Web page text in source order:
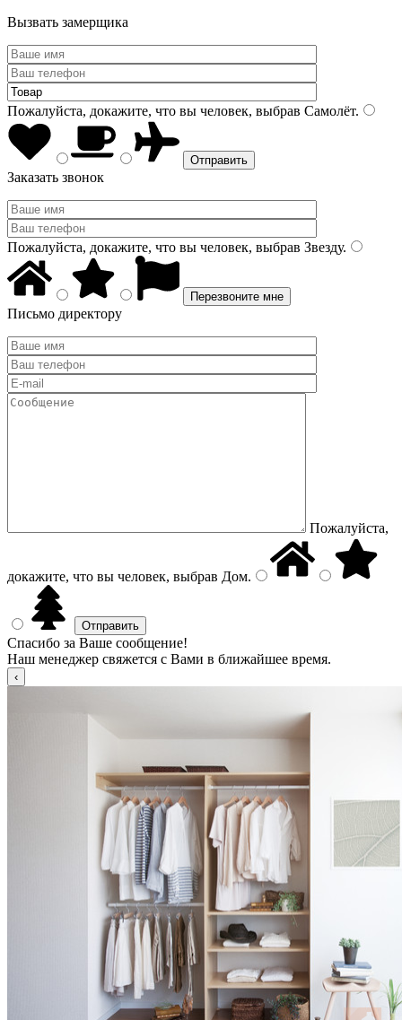
Вызвать замерщика
Пожалуйста, докажите, что вы человек, выбрав Самолёт.
Заказать звонок
Пожалуйста, докажите, что вы человек, выбрав Звезду.
Письмо директору
Пожалуйста,
докажите, что вы человек, выбрав Дом.
Спасибо за Ваше сообщение!
Наш менеджер свяжется с Вами в ближайшее время.